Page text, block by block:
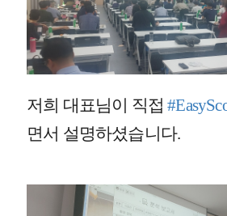
저희 대표님이 직접
면서 설명하셨습니다.